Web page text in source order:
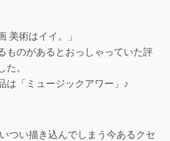
美術はイイ。」
ものがあるとおっしゃっていた評
。
は「ミュージックアワー」♪
つい描き込んでしまう今あるクセ